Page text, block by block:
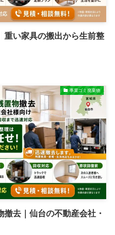
重い家具の搬出から生前整
事業ゴミ廃棄物
去｜仙台の不動産会社・